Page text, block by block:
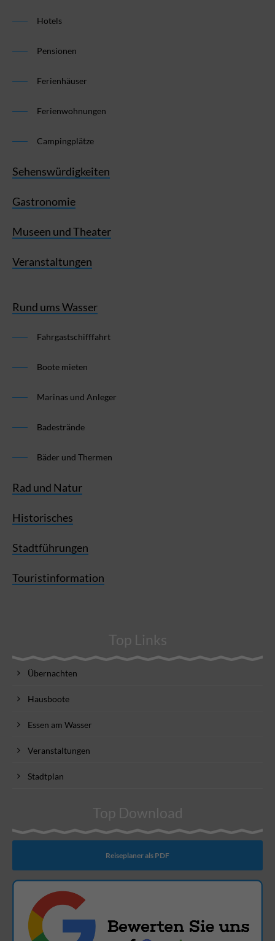
Hotels
Pensionen
Ferienhäuser
Ferienwohnungen
Campingplätze
Sehenswürdigkeiten
Gastronomie
Museen und Theater
Veranstaltungen
Rund ums Wasser
Fahrgastschifffahrt
Boote mieten
Marinas und Anleger
Badestrände
Bäder und Thermen
Rad und Natur
Historisches
Stadtführungen
Touristinformation
Top Links
Übernachten
Hausboote
Essen am Wasser
Veranstaltungen
Stadtplan
Top Download
Reiseplaner als PDF